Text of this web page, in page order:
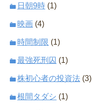
日朝9時 (1)
映画 (4)
時間制限 (1)
最強死刑囚 (1)
株初心者の投資法 (3)
根間タダシ (1)